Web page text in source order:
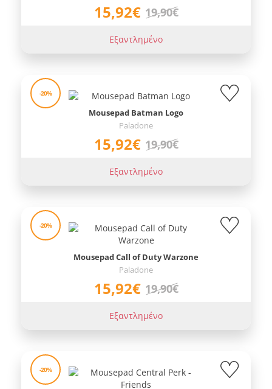
15,92€ 19,90€
Εξαντλημένο
-20%
Mousepad Batman Logo
Paladone
15,92€ 19,90€
Εξαντλημένο
-20%
Mousepad Call of Duty Warzone
Paladone
15,92€ 19,90€
Εξαντλημένο
-20%